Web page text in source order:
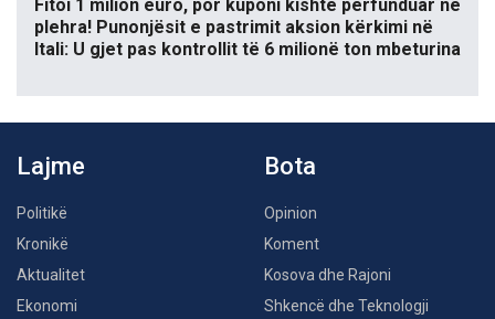
Fitoi 1 milion euro, por kuponi kishte përfunduar në
plehra! Punonjësit e pastrimit aksion kërkimi në
Itali: U gjet pas kontrollit të 6 milionë ton mbeturina
Lajme
Politikë
Kronikë
Aktualitet
Ekonomi
Bota
Opinion
Koment
Kosova dhe Rajoni
Shkencë dhe Teknologji